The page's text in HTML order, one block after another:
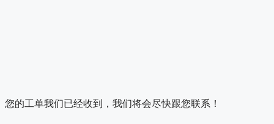
您的工单我们已经收到，我们将会尽快跟您联系！